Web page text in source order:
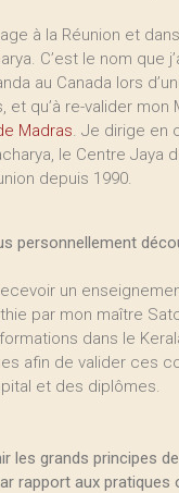
à la Réunion et
C’est le nom que
au Canada lors
et qu’à re-valider mon
Madras. Je dirige en
le Centre Jaya
depuis 1990.
personnellement
un
par mon maître
dans le
afin de valider ces
et des diplômes.
les grands principes de
rapport aux pratiques